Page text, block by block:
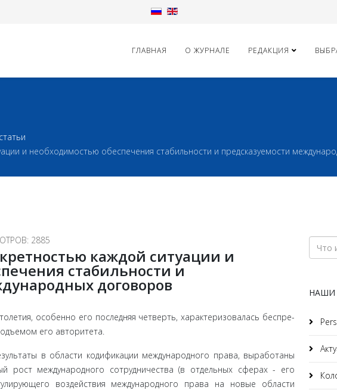
ГЛАВНАЯ О ЖУРНАЛЕ РЕДАКЦИЯ
и необходимостью обеспечения стабильности и предсказуемости
2885
каждой ситуации и
стабильности и
договоров
особенно его последняя четверть, характеризовалась беспре­
его авторитета.
в области кодификации международного права, выработаны
рост международного сотрудничества (в отдельных сфе­рах - его
воздействия международного права на новые области
НАШИ